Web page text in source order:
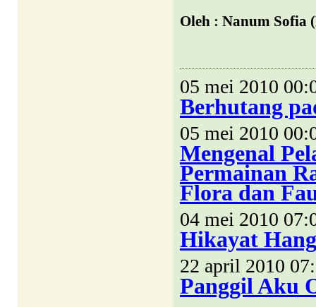
Oleh : Nanum Sofia
05 mei 2010
Berhutang
05 mei 2010
Mengenal
Permainan
Flora dan
04 mei 2010
Hikayat
22 april 2010
Panggil Aku